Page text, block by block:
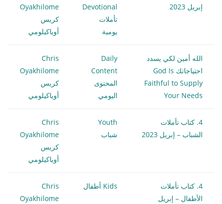
إبريل 2023
Devotional
تأملات
يومية
Oyakhilome
كريس
أوياكيلومي
الله أمين لكي يسدد
احتياجاتك God Is
Faithful to Supply
Your Needs
Daily
Content
المحتوى
اليومي
Chris
Oyakhilome
كريس
أوياكيلومي
4. كتاب تأملات
الشباب – إبريل 2023
Youth
شباب
Chris
Oyakhilome
كريس
أوياكيلومي
4. كتاب تأملات
الأطفال – إبريل
Kids أطفال
Chris
Oyakhilome